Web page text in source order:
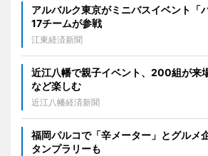
アルバルク東京がミニバスイベント
17チームが参戦
江東経済新聞
近江八幡で親子イベント、200組が
など楽しむ
近江八幡経済新聞
福岡パルコで「辛メーター」とグル
タンプラリーも